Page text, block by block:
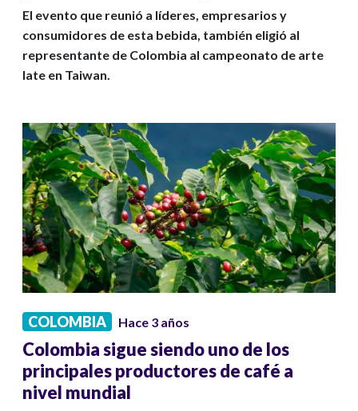
El evento que reunió a líderes, empresarios y
consumidores de esta bebida, también eligió al
representante de Colombia al campeonato de arte
late en Taiwan.
COLOMBIA Hace 3 años
Colombia sigue siendo uno de los
principales productores de café a
nivel mundial